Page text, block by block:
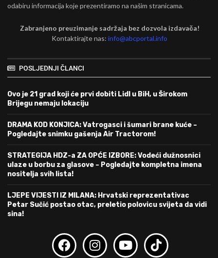
odabiru informacija koje prezentiramo na našim stranicama.
Zabranjeno preuzimanje sadržaja bez dozvola izdavača!
Kontaktirajte nas:info@abcportal.info
POSLJEDNJI ČLANCI
Ovo je 21 grad koji će prvi dobiti Lidl u BiH, u Širokom
Brijegu nemaju lokaciju
DRAMA KOD KONJICA: Vatrogasci i šumari brane kuće –
Pogledajte snimku gašenja Air Tractorom!
STRATEGIJA HDZ-a ZA OPĆE IZBORE: Vodeći dužnosnici
ulaze u borbu za glasove – Pogledajte kompletna imena
nositelja svih lista!
LJEPE VIJESTI IZ MILANA: Hrvatski reprezentativac
Petar Sučić postao otac, preletio polovicu svijeta da vidi
sina!